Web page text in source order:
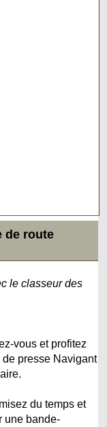
de route
le classeur des
vous et profitez
de presse Navigant
du temps et
une bande-